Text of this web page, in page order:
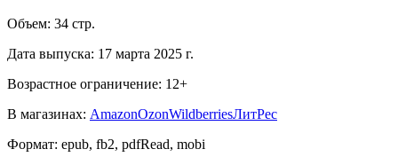
Объем: 34 стр.
Дата выпуска: 17 марта 2025 г.
Возрастное ограничение: 12+
В магазинах: AmazonOzonWildberriesЛитРес
Формат: epub, fb2, pdfRead, mobi